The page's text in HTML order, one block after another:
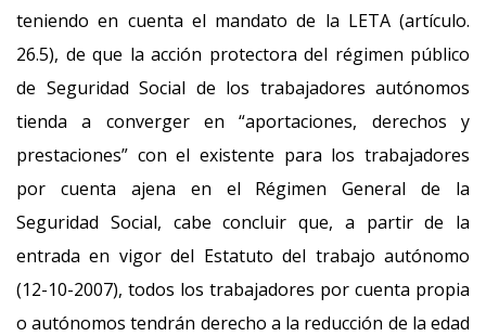
teniendo en cuenta el mandato de la LETA (artículo.
26.5), de que la acción protectora del régimen público
de Seguridad Social de los trabajadores autónomos
tienda a converger en “aportaciones, derechos y
prestaciones” con el existente para los trabajadores
por cuenta ajena en el Régimen General de la
Seguridad Social, cabe concluir que, a partir de la
entrada en vigor del Estatuto del trabajo autónomo
(12-10-2007), todos los trabajadores por cuenta propia
o autónomos tendrán derecho a la reducción de la edad